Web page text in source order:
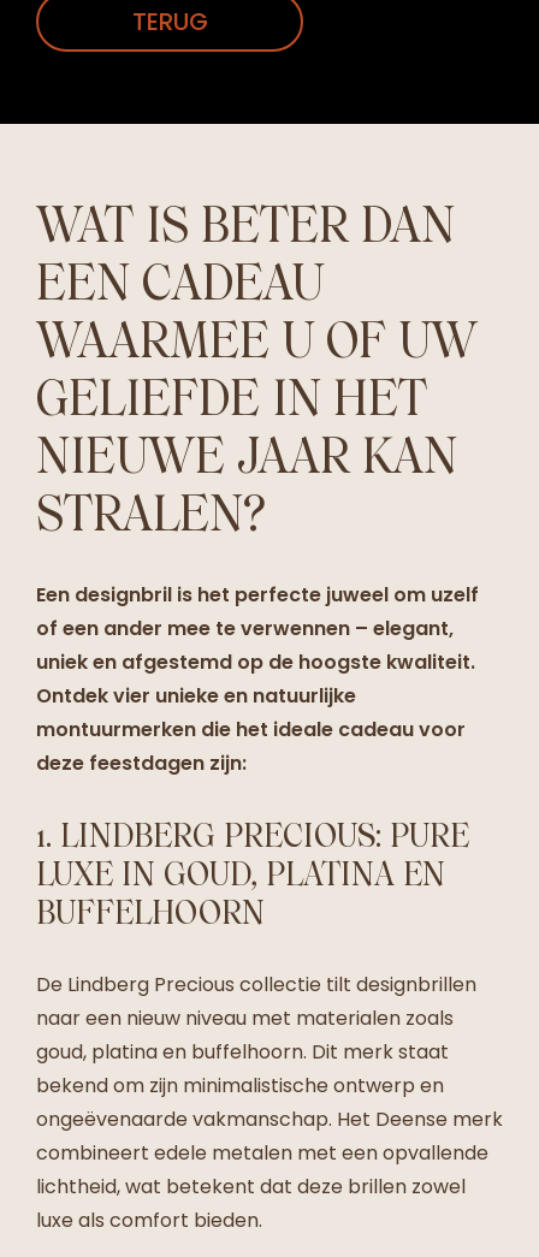
TERUG
WAT IS BETER DAN
EEN CADEAU
WAARMEE U OF UW
GELIEFDE IN HET
NIEUWE JAAR KAN
STRALEN?
Een designbril is het perfecte juweel om uzelf
of een ander mee te verwennen – elegant,
uniek en afgestemd op de hoogste kwaliteit.
Ontdek vier unieke en natuurlijke
montuurmerken die het ideale cadeau voor
deze feestdagen zijn:
1. LINDBERG PRECIOUS: PURE
LUXE IN GOUD, PLATINA EN
BUFFELHOORN
De Lindberg Precious collectie tilt designbrillen
naar een nieuw niveau met materialen zoals
goud, platina en buffelhoorn. Dit merk staat
bekend om zijn minimalistische ontwerp en
ongeëvenaarde vakmanschap. Het Deense merk
combineert edele metalen met een opvallende
lichtheid, wat betekent dat deze brillen zowel
luxe als comfort bieden.